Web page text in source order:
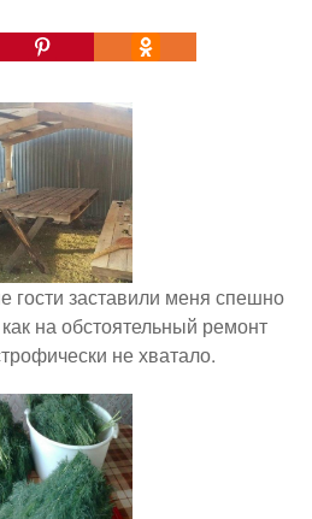
гости заставили меня спешно
на обстоятельный ремонт
не хватало.